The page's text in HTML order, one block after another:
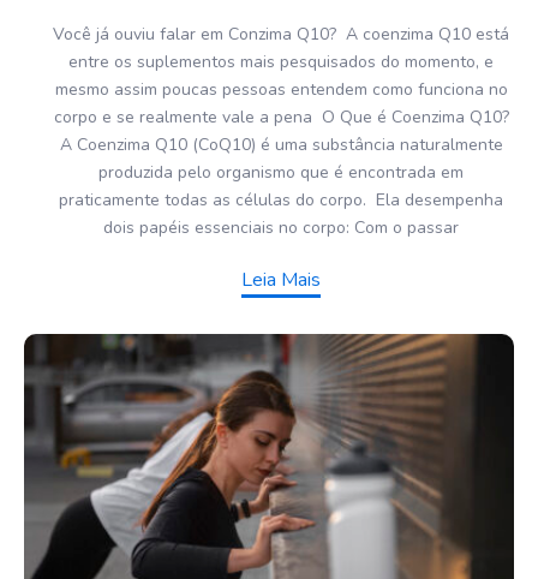
Você já ouviu falar em Conzima Q10? A coenzima Q10 está
entre os suplementos mais pesquisados do momento, e
mesmo assim poucas pessoas entendem como funciona no
corpo e se realmente vale a pena O Que é Coenzima Q10?
A Coenzima Q10 (CoQ10) é uma substância naturalmente
produzida pelo organismo que é encontrada em
praticamente todas as células do corpo. Ela desempenha
dois papéis essenciais no corpo: Com o passar
Leia Mais